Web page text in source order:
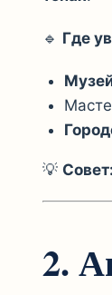
🔹 Где
💡 Совет:
2.